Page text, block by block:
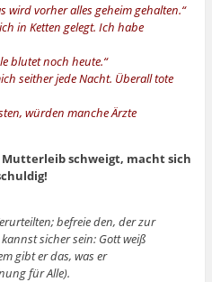
wird vorher alles geheim gehalten.“
in Ketten gelegt. Ich habe
blutet noch heute.“
seither jede Nacht. Überall tote
würden manche Ärzte
schweigt, macht sich
befreie den, der zur
sicher sein: Gott weiß
gibt er das, was er
für Alle).